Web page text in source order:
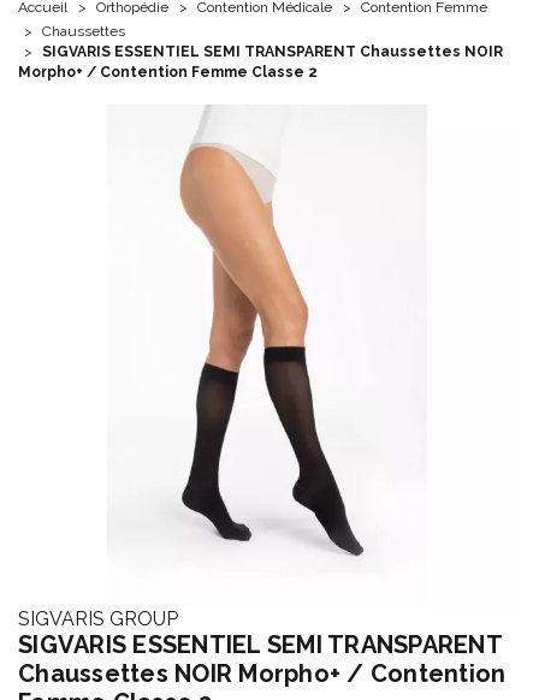
Accueil Orthopédie Contention Médicale
Contention Femme
Chaussettes
SIGVARIS ESSENTIEL SEMI TRANSPARENT Chaussettes NOIR
Morpho+ / Contention Femme Classe 2
SIGVARIS GROUP
SIGVARIS ESSENTIEL SEMI TRANSPARENT
Chaussettes NOIR Morpho+ / Contention